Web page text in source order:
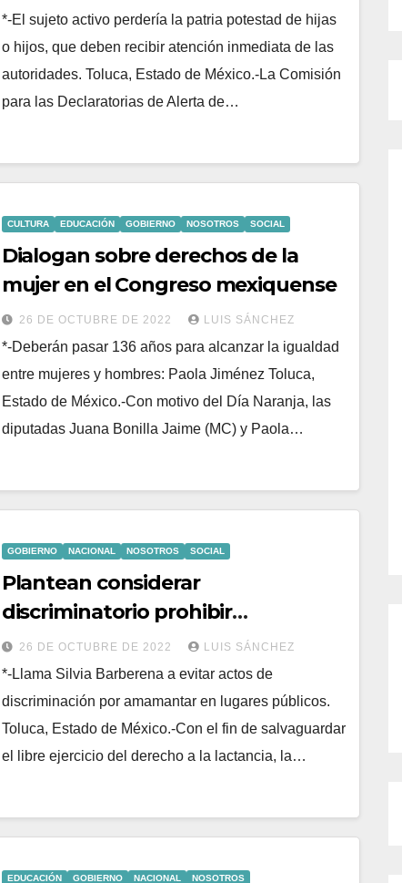
*-El sujeto activo perdería la patria potestad de hijas
o hijos, que deben recibir atención inmediata de las
autoridades. Toluca, Estado de México.-La Comisión
para las Declaratorias de Alerta de…
CULTURA EDUCACIÓN GOBIERNO NOSOTROS SOCIAL
Dialogan sobre derechos de la
mujer en el Congreso mexiquense
26 DE OCTUBRE DE 2022 LUIS SÁNCHEZ
*-Deberán pasar 136 años para alcanzar la igualdad
entre mujeres y hombres: Paola Jiménez Toluca,
Estado de México.-Con motivo del Día Naranja, las
diputadas Juana Bonilla Jaime (MC) y Paola…
GOBIERNO NACIONAL NOSOTROS SOCIAL
Plantean considerar
discriminatorio prohibir
amamantar en espacios públicos
26 DE OCTUBRE DE 2022 LUIS SÁNCHEZ
*-Llama Silvia Barberena a evitar actos de
discriminación por amamantar en lugares públicos.
Toluca, Estado de México.-Con el fin de salvaguardar
el libre ejercicio del derecho a la lactancia, la…
EDUCACIÓN GOBIERNO NACIONAL NOSOTROS